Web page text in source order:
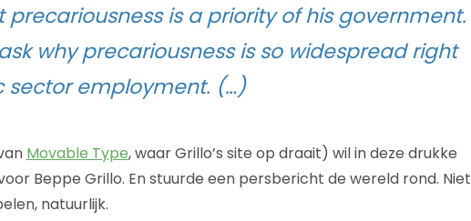
is a priority of his government.
why precariousness is so widespread right
sector employment. (…)
Movable Type, waar Grillo’s site op draait) wil in deze drukke
Beppe Grillo. En stuurde een persbericht de wereld rond. Niet
natuurlijk.